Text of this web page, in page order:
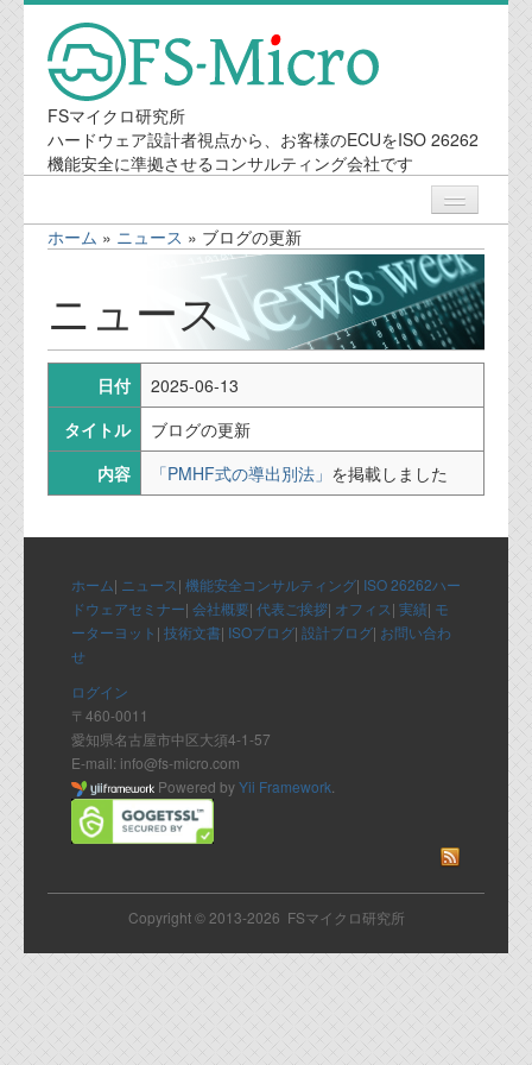
FSマイクロ研究所
ハードウェア設計者視点から、お客様のECUをISO 26262
機能安全に準拠させるコンサルティング会社です
ニュース
業務内容
機能安全コンサルティング
会社案内
オフィス
実績
ブログ
機能安全ブログ
設計ブログ
外部投稿記事
ホーム » ニュース » ブログの更新
ニュース
日付
2025-06-13
タイトル
ブログの更新
内容
「PMHF式の導出別法」 を掲載しました
ホーム| ニュース| 機能安全コンサルティング| ISO 26262ハー
ドウェアセミナー| 会社概要| 代表ご挨拶| オフィス| 実績| モ
ーターヨット | 技術文書| ISOブログ| 設計ブログ| お問い合わ
せ
ログイン
〒460-0011
愛知県名古屋市中区大須4-1-57
E-mail: info@fs-micro.com
Powered byYii Framework
Copyright © 2013-2026 FSマイクロ研究所